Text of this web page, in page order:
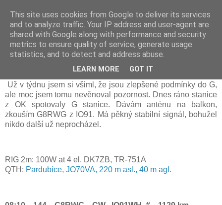
Prdec - Pardubice Hradec
Tropo podmínky od 2. 6. 2023
Už v týdnu jsem si všiml, že jsou zlepšené podmínky do G,
ale moc jsem tomu nevěnoval pozornost. Dnes ráno stanice
z OK spotovaly G stanice. Dávám anténu na balkon,
zkouším G8RWG z IO91. Má pěkný stabilní signál, bohužel
nikdo další už neprocházel.
RIG 2m: 100W at 4 el. DK7ZB, TR-751A
QTH: Pardubice, JO70VA, 220 m asl., 40 m agl.
This site uses cookies from Google to deliver its services
and to analyze traffic. Your IP address and user-agent are
shared with Google along with performance and security
metrics to ensure quality of service, generate usage
statistics, and to detect and address abuse.
LEARN MORE GOT IT